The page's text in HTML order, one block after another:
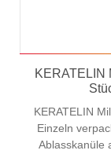
KERATELIN
KERATELIN
Einzeln verpackt - Steril • Luer
Ablasskanüle auf dem